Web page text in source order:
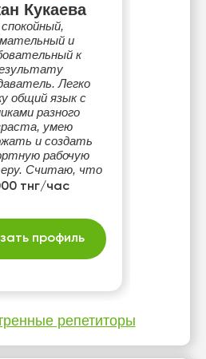
Кукаева
и
к
Легко
общий язык с
разного
умею
и создать
рабочую
Считаю, что
должно быть
тнг/час
профиль
репетиторы